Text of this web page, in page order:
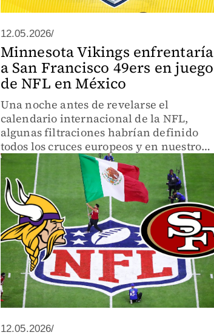
12.05.2026/
Minnesota Vikings enfrentaría
a San Francisco 49ers en juego
de NFL en México
Una noche antes de revelarse el
calendario internacional de la NFL,
algunas filtraciones habrían definido
todos los cruces europeos y en nuestro
país; de momento, lo único oficial es de
los duelos en Australia, Río de Janeiro y
Madrid
12.05.2026/